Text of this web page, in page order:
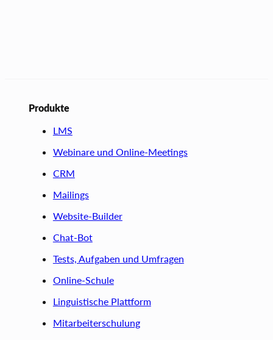
Produkte
LMS
Webinare und Online-Meetings
CRM
Mailings
Website-Builder
Chat-Bot
Tests, Aufgaben und Umfragen
Online-Schule
Linguistische Plattform
Mitarbeiterschulung